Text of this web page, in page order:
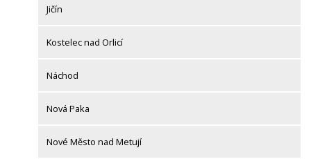
Jičín
Kostelec nad Orlicí
Náchod
Nová Paka
Nové Město nad Metují